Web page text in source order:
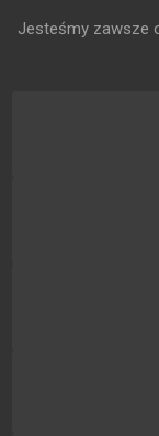
Jesteśmy zawsze